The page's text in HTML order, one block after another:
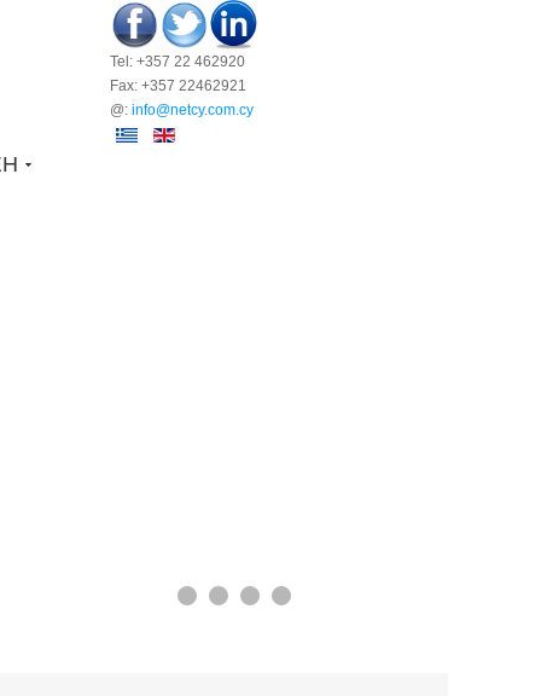
Tel: +357 22 462920
Fax: +357 22462921
@: info@netcy.com.cy